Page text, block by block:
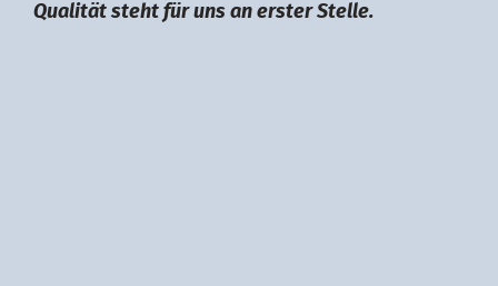
Qualität steht für uns an erster Stelle.